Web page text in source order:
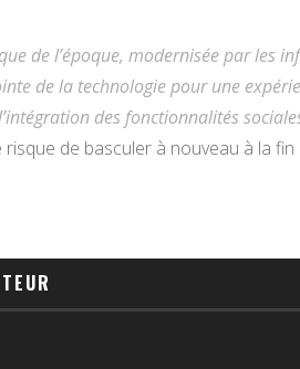
de l’époque, modernisée par les
de la technologie pour une
des fonctionnalités
de basculer à nouveau à la fin